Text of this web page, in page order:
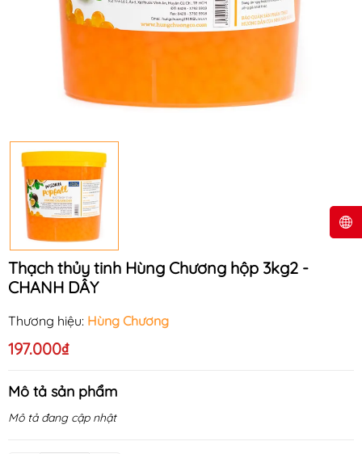
Thạch thủy tinh Hùng Chương hộp 3kg2 -
CHANH DÂY
Thương hiệu: Hùng Chương
197.000₫
Mô tả sản phẩm
Mô tả đang cập nhật